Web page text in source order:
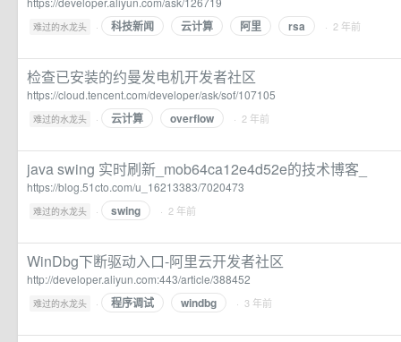
难过的水龙头 · 科技新闻 云计算 阿里 rsa · 2 年前
检查已安装的约曼发电机开发者社区
https://cloud.tencent.com/developer/ask/sof/107105
难过的水龙头 · 云计算 overflow · 2 年前
java swing 实时刷新_mob64ca12e4d52e的技术博客_
https://blog.51cto.com/u_16213383/7020473
难过的水龙头 · swing · 2 年前
WinDbg下断驱动入口-阿里云开发者社区
http://developer.aliyun.com:443/article/388452
难过的水龙头 · 程序调试 windbg · 3 年前